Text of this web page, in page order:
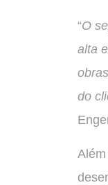
“O
alta
do